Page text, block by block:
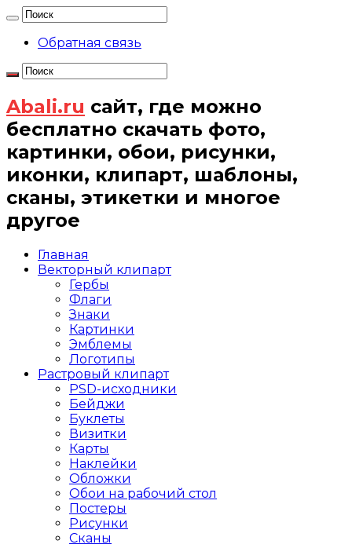
Обратная связь
Abali.ru сайт, где можно
бесплатно скачать фото,
картинки, обои, рисунки,
иконки, клипарт, шаблоны,
сканы, этикетки и многое
другое
Главная
Векторный клипарт
Гербы
Флаги
Знаки
Картинки
Эмблемы
Логотипы
Растровый клипарт
PSD-исходники
Бейджи
Буклеты
Визитки
Карты
Наклейки
Обложки
Обои на рабочий стол
Постеры
Рисунки
Сканы